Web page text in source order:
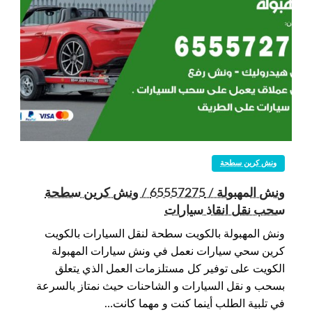
ونش كرين سطحة
ونش المهبولة / 65557275 / ونش كرين سطحة
سحب نقل انقاذ سيارات
ونش المهبولة بالكويت سطحة لنقل السيارات بالكويت
كرين سحي سيارات نعمل في ونش سيارات المهبولة
الكويت على توفير كل مستلزمات العمل الذي يتعلق
بسحب و نقل السيارات و الشاحنات حيث نمتاز بالسرعة
في تلبية الطلب أينما كنت و مهما كانت…